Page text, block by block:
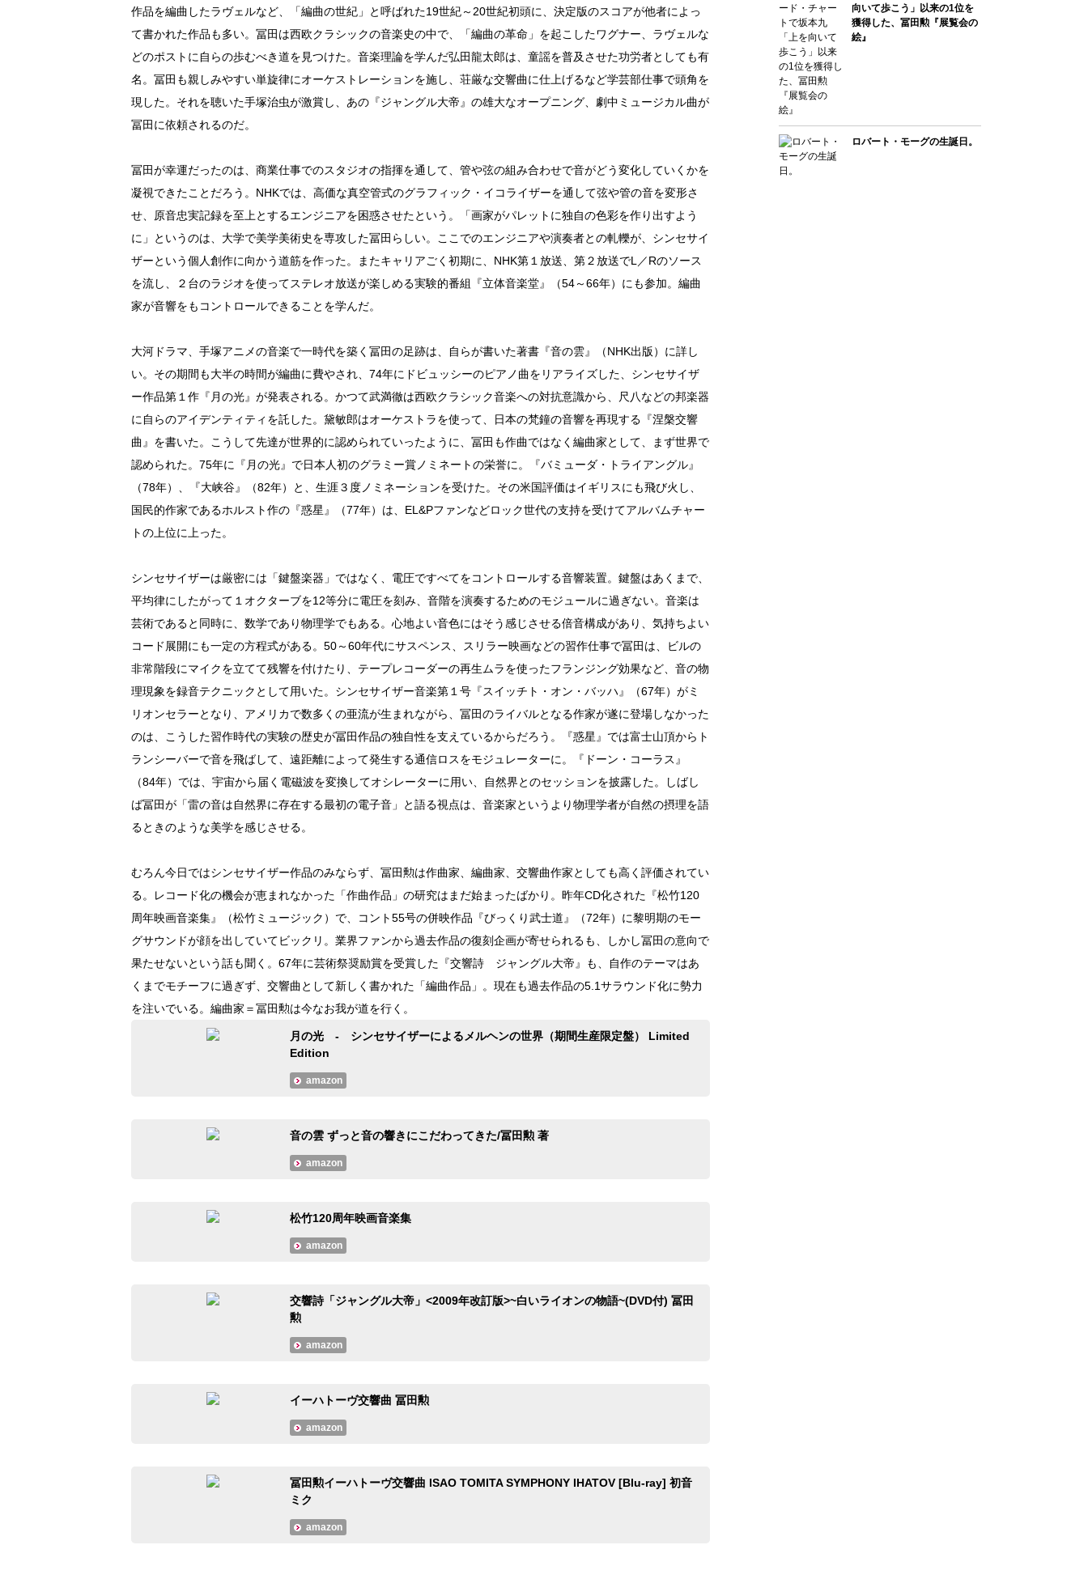
作品を編曲したラヴェルなど、「編曲の世紀」と呼ばれた19世紀～20世紀初頭に、決定版のスコアが他者によっ
て書かれた作品も多い。冨田は西欧クラシックの音楽史の中で、「編曲の革命」を起こしたワグナー、ラヴェルな
どのポストに自らの歩むべき道を見つけた。音楽理論を学んだ弘田龍太郎は、童謡を普及させた功労者としても有
名。冨田も親しみやすい単旋律にオーケストレーションを施し、荘厳な交響曲に仕上げるなど学芸部仕事で頭角を
現した。それを聴いた手塚治虫が激賞し、あの『ジャングル大帝』の雄大なオープニング、劇中ミュージカル曲が
冨田に依頼されるのだ。
冨田が幸運だったのは、商業仕事でのスタジオの指揮を通して、管や弦の組み合わせで音がどう変化していくかを
凝視できたことだろう。NHKでは、高価な真空管式のグラフィック・イコライザーを通して弦や管の音を変形さ
せ、原音忠実記録を至上とするエンジニアを困惑させたという。「画家がパレットに独自の色彩を作り出すよう
に」というのは、大学で美学美術史を専攻した冨田らしい。ここでのエンジニアや演奏者との軋轢が、シンセサイ
ザーという個人創作に向かう道筋を作った。またキャリアごく初期に、NHK第１放送、第２放送でL／Rのソース
を流し、２台のラジオを使ってステレオ放送が楽しめる実験的番組『立体音楽堂』（54～66年）にも参加。編曲
家が音響をもコントロールできることを学んだ。
大河ドラマ、手塚アニメの音楽で一時代を築く冨田の足跡は、自らが書いた著書『音の雲』（NHK出版）に詳し
い。その期間も大半の時間が編曲に費やされ、74年にドビュッシーのピアノ曲をリアライズした、シンセサイザ
ー作品第１作『月の光』が発表される。かつて武満徹は西欧クラシック音楽への対抗意識から、尺八などの邦楽器
に自らのアイデンティティを託した。黛敏郎はオーケストラを使って、日本の梵鐘の音響を再現する『涅槃交響
曲』を書いた。こうして先達が世界的に認められていったように、冨田も作曲ではなく編曲家として、まず世界で
認められた。75年に『月の光』で日本人初のグラミー賞ノミネートの栄誉に。『バミューダ・トライアングル』
（78年）、『大峡谷』（82年）と、生涯３度ノミネーションを受けた。その米国評価はイギリスにも飛び火し、
国民的作家であるホルスト作の『惑星』（77年）は、EL&Pファンなどロック世代の支持を受けてアルバムチャー
トの上位に上った。
シンセサイザーは厳密には「鍵盤楽器」ではなく、電圧ですべてをコントロールする音響装置。鍵盤はあくまで、
平均律にしたがって１オクターブを12等分に電圧を刻み、音階を演奏するためのモジュールに過ぎない。音楽は
芸術であると同時に、数学であり物理学でもある。心地よい音色にはそう感じさせる倍音構成があり、気持ちよい
コード展開にも一定の方程式がある。50～60年代にサスペンス、スリラー映画などの習作仕事で冨田は、ビルの
非常階段にマイクを立てて残響を付けたり、テープレコーダーの再生ムラを使ったフランジング効果など、音の物
理現象を録音テクニックとして用いた。シンセサイザー音楽第１号『スイッチト・オン・バッハ』（67年）がミ
リオンセラーとなり、アメリカで数多くの亜流が生まれながら、冨田のライバルとなる作家が遂に登場しなかった
のは、こうした習作時代の実験の歴史が冨田作品の独自性を支えているからだろう。『惑星』では富士山頂からト
ランシーバーで音を飛ばして、遠距離によって発生する通信ロスをモジュレーターに。『ドーン・コーラス』
（84年）では、宇宙から届く電磁波を変換してオシレーターに用い、自然界とのセッションを披露した。しばし
ば冨田が「雷の音は自然界に存在する最初の電子音」と語る視点は、音楽家というより物理学者が自然の摂理を語
るときのような美学を感じさせる。
むろん今日ではシンセサイザー作品のみならず、冨田勲は作曲家、編曲家、交響曲作家としても高く評価されてい
る。レコード化の機会が恵まれなかった「作曲作品」の研究はまだ始まったばかり。昨年CD化された『松竹120
周年映画音楽集』（松竹ミュージック）で、コント55号の併映作品『びっくり武士道』（72年）に黎明期のモー
グサウンドが顔を出していてビックリ。業界ファンから過去作品の復刻企画が寄せられるも、しかし冨田の意向で
果たせないという話も聞く。67年に芸術祭奨励賞を受賞した『交響詩 ジャングル大帝』も、自作のテーマはあ
くまでモチーフに過ぎず、交響曲として新しく書かれた「編曲作品」。現在も過去作品の5.1サラウンド化に勢力
を注いでいる。編曲家＝冨田勲は今なお我が道を行く。
月の光 - シンセサイザーによるメルヘンの世界（期間生産限定盤） Limited
Edition
amazon
音の雲 ずっと音の響きにこだわってきた/冨田勲 著
amazon
松竹120周年映画音楽集
amazon
交響詩「ジャングル大帝」<2009年改訂版>~白いライオンの物語~(DVD付) 冨田
勲
amazon
イーハトーヴ交響曲 冨田勲
amazon
冨田勲イーハトーヴ交響曲 ISAO TOMITA SYMPHONY IHATOV [Blu-ray] 初音
ミク
amazon
向いて歩こう」以来の1位を
獲得した、冨田勲『展覧会の
絵』
ロバート・モーグの生誕日。